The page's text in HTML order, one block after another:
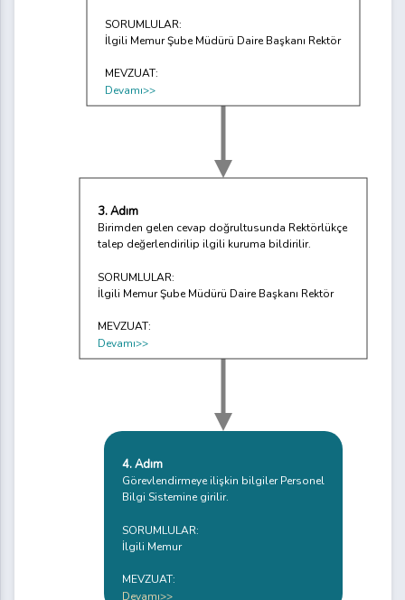
SORUMLULAR:
İlgili Memur Şube Müdürü Daire Başkanı Rektör
MEVZUAT:
Devamı>>
3. Adım
Birimden gelen cevap doğrultusunda Rektörlükçe
talep değerlendirilip ilgili kuruma bildirilir.
SORUMLULAR:
İlgili Memur Şube Müdürü Daire Başkanı Rektör
MEVZUAT:
Devamı>>
4. Adım
Görevlendirmeye ilişkin bilgiler Personel
Bilgi Sistemine girilir.
SORUMLULAR:
İlgili Memur
MEVZUAT:
Devamı>>